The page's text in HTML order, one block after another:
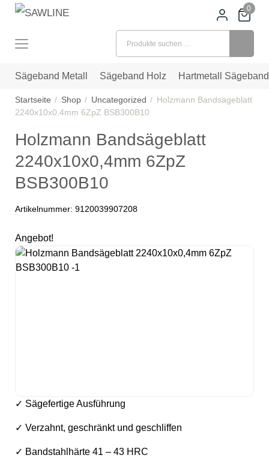
0
Sägeband Metall Sägeband Holz Hartmetall Sägeband
Startseite Shop Uncategorized
Holzmann Bandsägeblatt
2240x10x0,4mm 6ZpZ BSB300B10
Holzmann Bandsägeblatt
2240x10x0,4mm 6ZpZ
BSB300B10
Artikelnummer: 9120039907208
Angebot!
✓ Sägefertige Ausführung
✓ Verzahnt, geschränkt und geschliffen
✓ Bandstahlhärte 41 – 43 HRC